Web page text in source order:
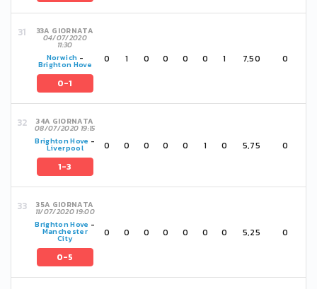
33A GIORNATA
04/07/2020
11:30
Norwich -
Brighton Hove
0-1
0 1 0 0 0 0 1 7,50 0
34A GIORNATA
08/07/2020 19:15
Brighton Hove -
Liverpool
1-3
0 0 0 0 0 1 0 5,75 0
35A GIORNATA
11/07/2020 19:00
Brighton Hove -
Manchester
City
0-5
0 0 0 0 0 0 0 5,25 0